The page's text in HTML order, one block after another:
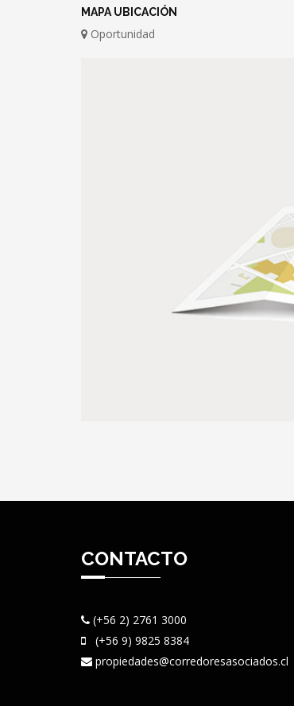
MAPA UBICACIÓN
Oportunidad
CONTACTO
(+56 2) 2761 3000
(+56 9) 9825 8384
propiedades@corredoresasociados.cl